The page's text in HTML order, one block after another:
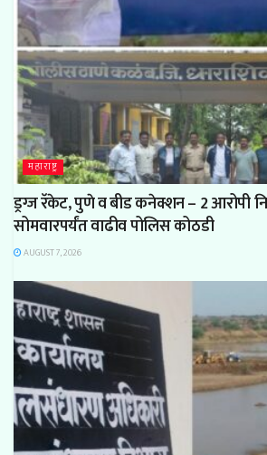
महाराष्ट्र
ड्रग्ज रॅकेट, पुणे व बीड कनेक्शन – 2 आरोपी
सोमवारपर्यंत वाढीव पोलिस कोठडी
AUGUST 7, 2026